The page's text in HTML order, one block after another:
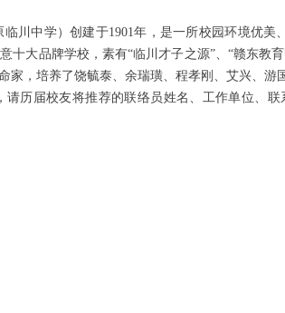
川中学）创建于1901年，是一所校园环境优
大品牌学校，素有“临川才子之源”、“赣东教
，培养了饶毓泰、余瑞璜、程孝刚、艾兴、游
历届校友将推荐的联络员姓名、工作单位、